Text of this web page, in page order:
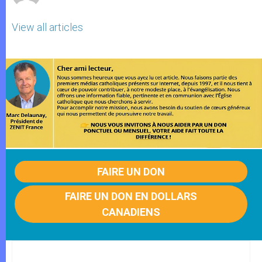
View all articles
FAIRE UN DON
FAIRE UN DON EN DOLLARS
CANADIENS